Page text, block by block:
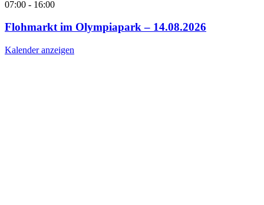
07:00 - 16:00
Flohmarkt im Olympiapark – 14.08.2026
Kalender anzeigen